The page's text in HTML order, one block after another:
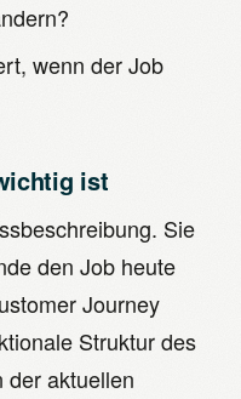
wenn der Job
ist
Sie
den Job heute
Journey
Struktur des
der aktuellen